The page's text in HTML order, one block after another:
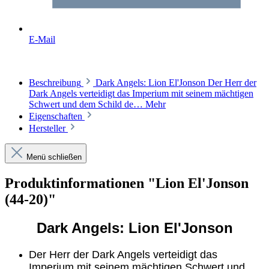
E-Mail
Beschreibung
Dark Angels: Lion El'Jonson Der Herr der
Dark Angels verteidigt das Imperium mit seinem mächtigen
Schwert und dem Schild de… Mehr
Eigenschaften
Hersteller
Menü schließen
Produktinformationen "Lion El'Jonson
(44-20)"
Dark Angels: Lion El'Jonson
Der Herr der Dark Angels verteidigt das